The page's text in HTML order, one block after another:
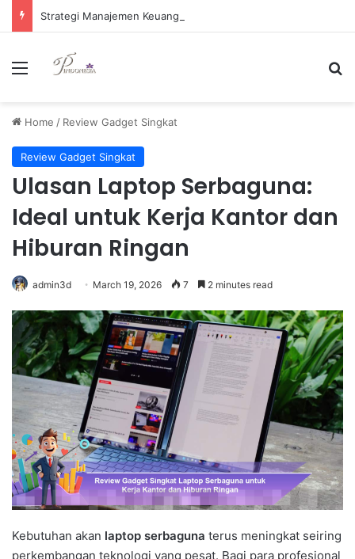
Menu
Home / Review Gadget Singkat
Review Gadget Singkat
Ulasan Laptop Serbaguna:
Ideal untuk Kerja Kantor dan
Hiburan Ringan
admin3d March 19, 2026 7 2 minutes read
Kebutuhan akan laptop serbaguna terus meningkat seiring
perkembangan teknologi yang pesat. Bagi para profesional